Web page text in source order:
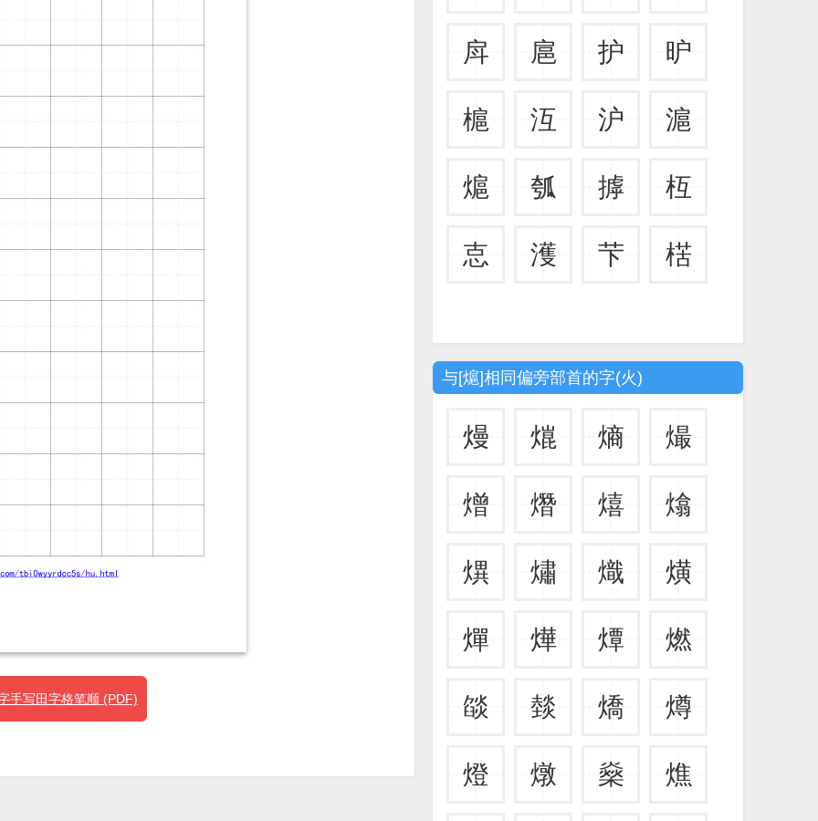
手写田字格笔顺 (PDF)
戽 扈 护 昈
槴 沍 沪 滬
熩 瓠 摢 枑
怘 濩 芐 楛
与[熩]相同偏旁部首的字(火)
熳 熴 熵 熶
熷 熸 熺 熻
熼 熽 熾 熿
燀 燁 燂 燃
燄 燅 燆 燇
燈 燉 燊 燋